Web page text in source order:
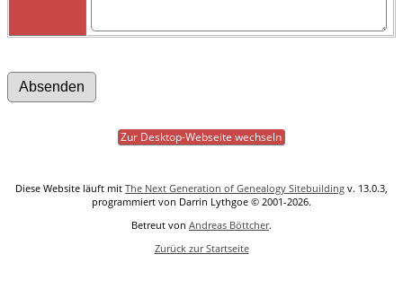
Zur Desktop-Webseite wechseln
Diese Website läuft mit The Next Generation of Genealogy Sitebuilding v. 13.0.3,
programmiert von Darrin Lythgoe © 2001-2026.
Betreut von Andreas Böttcher.
Zurück zur Startseite